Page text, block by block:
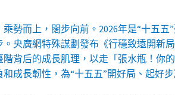
乘勢而上，闊步向前。2026年是“十五
。央廣網特殊謀劃發布《行穩致遠開新
階背后的成長肌理，以走「張水瓶！你
和成長韌性，為“十五五”開好局、起好